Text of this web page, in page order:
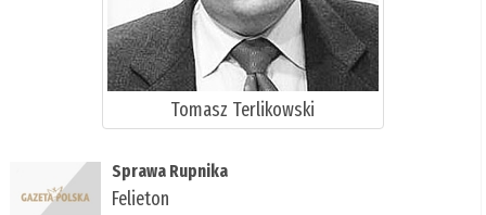
Tomasz Terlikowski
Sprawa Rupnika
Felieton